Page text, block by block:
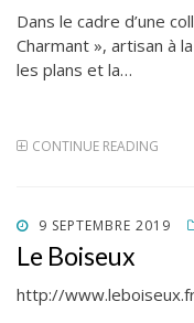
Dans le cadre d’une
Charmant », artisan à
les plans et la…
CONTINUE READING
POSTED
ON
9 SEPTEMBRE 2019
Le Boiseux
http://